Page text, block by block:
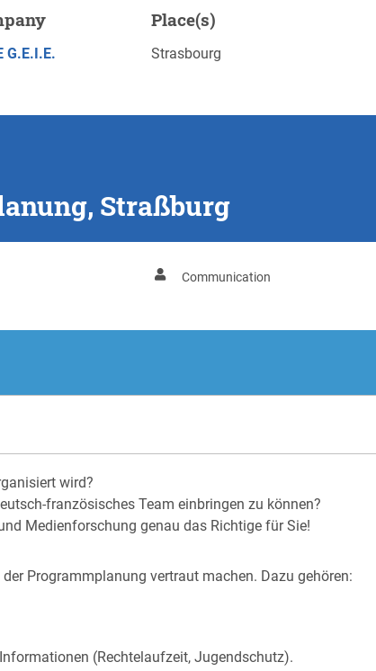
G.E.I.E.
Place(s)
Strasbourg
Straßburg
Communication
wird?
französisches Team einbringen zu können?
Medienforschung genau das Richtige für Sie!
Programmplanung vertraut machen. Dazu gehören:
(Rechtelaufzeit, Jugendschutz).